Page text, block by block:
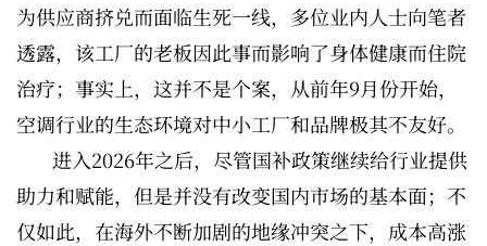
为供应商挤兑而面临生死一线，多位业内人士向笔者
透露，该工厂的老板因此事而影响了身体健康而住院
治疗；事实上，这并不是个案，从前年9月份开始，
空调行业的生态环境对中小工厂和品牌极其不友好。
进入2026年之后，尽管国补政策继续给行业提供
助力和赋能，但是并没有改变国内市场的基本面；不
仅如此，在海外不断加剧的地缘冲突之下，成本高涨